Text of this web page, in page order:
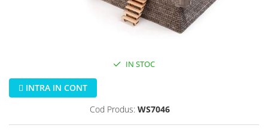
Kituri constructie si pictura
Machete auto Diecast
Masini, trenuri, avioane
Masinute Radiocomanda
IN STOC
INTRA IN CONT
Cod Produs: WS7046